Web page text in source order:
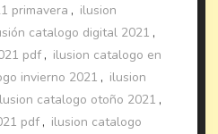
primavera , ilusion
catalogo digital 2021 ,
pdf , ilusion catalogo en
invierno 2021 , ilusion
catalogo otoño 2021 ,
pdf , ilusion catalogo